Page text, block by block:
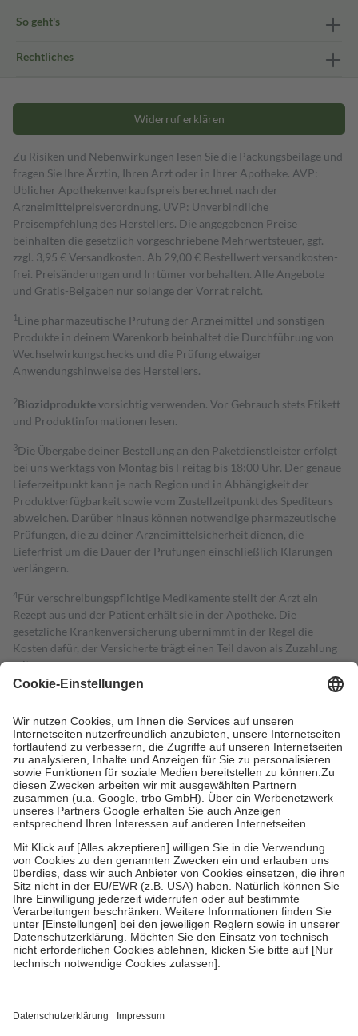
So geht's
Rechtliches
Widerruf erklären
Zu Risiken und Nebenwirkungen lesen Sie die Packungsbeilage und
fragen Sie Ihre Ärztin, Ihren Arzt oder in Ihrer Apotheke. AVP:
Üblicher Apothekenverkaufspreis berechnet nach der
Arzneimittelpreisverordnung. UVP: Unverbindliche
Preisempfehlung des Herstellers. Die angegebenen Preise
beinhalten die gesetzlich vorgeschriebene Mehrwertsteuer, ggf.
zzgl. 3,95 € Versandkosten. Ab 29,00 € Bestell­wert versand­kosten­
frei. Preisänderungen und Irrtümer vorbehalten. Alle Angebote
und Gratis-Beigaben nur solange der Vorrat reicht.
1 Eine pharmazeutische Prüfung der Arzneimittel und sonstigen
Produkte in deinem Warenkorb beinhaltet die Durchführung von
Wechselwirkungschecks und die Prüfung etwaiger
Anwendungshinweise des Herstellers.
2Biozidproduktevorsichtig verwenden. Vor Gebrauch stets Etikett
und Produktinformationen lesen.
3Die Übergabe deiner Bestellung an den Paketdienstleister erfolgt
bei uns werktags von Montag bis Freitag bis 18:00 Uhr. Der genaue
Lieferzeitpunkt kann je nach Region und in Abhängigkeit der
Produktverfügbarkeit sowie vom Zustellzeitpunkt des Spediteurs
abweichen. Darüber hinaus können notwendige pharmazeutische
Prüfungen, die zu deiner Arzneimittelsicherheit dienen, die
Lieferfrist um die Dauer der Prüfungen einschließlich Klärungen
verlängern.
4Für verschreibungspflichtige Medikamente stellt der Arzt ein
Rezept aus und der Patient erhält sie in der Apotheke. Die
gesetzliche Krankenversicherung übernimmt in der Regel die
Kosten dafür, der Versicherte trägt einen Teil davon als Zuzahlung
mit.
Grundsätzlich leisten Mitglieder Zuzahlungen in Höhe von zehn
höchstens zehn Euro.
Es sind jedoch nie mehr als die tatsächlichen
Kosten der Leistung zu entrichten.
Diese Regeln gelten grundsätzlich auch für Online-Apotheken.
Bei Heilmitteln und häuslicher Krankenpflege beträgt die
Zuzahlung zehn Prozent der Kosten sowie zehn Euro je
Verordnung.
Um das Engagement der Versicherten für ihre eigene Gesundheit zu
stärken und die besondere Stellung der Familie zu unterstützen,
fallenkeine Zuzahlungenan bei:
• Kindern und Jugendlichen bis zum vollendeten 18. Lebensjahr
mit Ausnahme der Fahrkosten
• Untersuchungen zur Vorsorge und Früherkennung, die von der
GKV getragen werden
• empfohlenen Schutzimpfungen
• Harn- und Blutteststreifen
getroffen, um sicherzustellen, dass es sich um echte Bewertungen